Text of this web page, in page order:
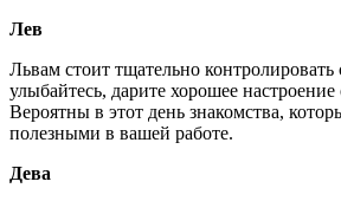
Лев
Львам стоит тщательно
улыбайтесь, дарите хорошее
Вероятны в этот день знакомства,
полезными в вашей работе.
Дева